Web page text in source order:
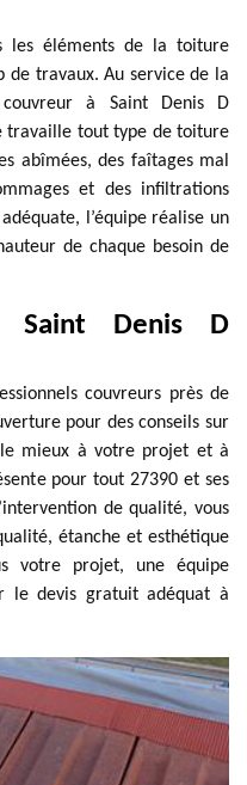
les éléments de la toiture
de travaux. Au service de la
à Saint Denis D
travaille tout type de toiture
abîmées, des faîtages mal
et des infiltrations
l’équipe réalise un
de chaque besoin de
Saint Denis D
couvreurs près de
pour des conseils sur
mieux à votre projet et à
pour tout 27390 et ses
de qualité, vous
étanche et esthétique
votre projet, une équipe
le devis gratuit adéquat à